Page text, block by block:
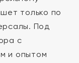
только по
Под
с
и опытом